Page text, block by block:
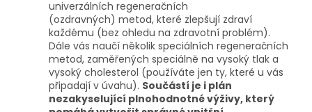
univerzálních regeneračních
(ozdravných) metod, které zlepšují zdraví
každému (bez ohledu na zdravotní problém).
Dále vás naučí několik speciálních regeneračních
metod, zaměřených speciálně na vysoký tlak a
vysoký cholesterol (používáte jen ty, které u vás
připadají v úvahu). Součástí je i plán
nezakyselující plnohodnotné výživy, který